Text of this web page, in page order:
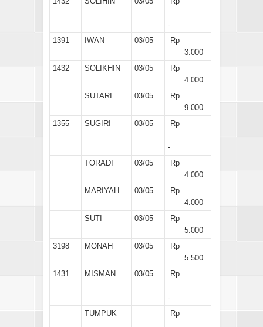
-
1391
IWAN 03/05
Rp
3.000
1432
SOLIKHIN 03/05
Rp
4.000
SUTARI
03/05
Rp
9.000
1355
SUGIRI 03/05 Rp
-
TORADI
03/05
Rp
4.000
MARIYAH
03/05
Rp
4.000
SUTI
03/05
Rp
5.000
3198
MONAH 03/05
Rp
5.500
1431
MISMAN 03/05 Rp
-
TUMPUK
Rp